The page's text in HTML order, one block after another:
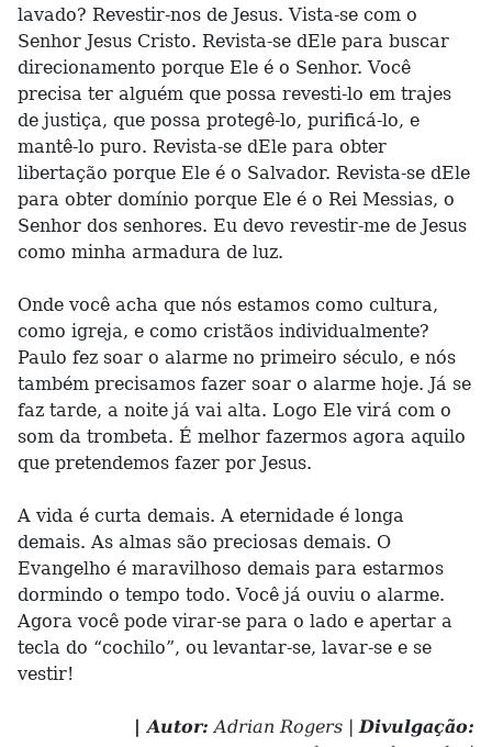
lavado? Revestir-nos de Jesus. Vista-se com o
Senhor Jesus Cristo. Revista-se dEle para buscar
direcionamento porque Ele é o Senhor. Você
precisa ter alguém que possa revesti-lo em trajes
de justiça, que possa protegê-lo, purificá-lo, e
mantê-lo puro. Revista-se dEle para obter
libertação porque Ele é o Salvador. Revista-se dEle
para obter domínio porque Ele é o Rei Messias, o
Senhor dos senhores. Eu devo revestir-me de Jesus
como minha armadura de luz.
Onde você acha que nós estamos como cultura,
como igreja, e como cristãos individualmente?
Paulo fez soar o alarme no primeiro século, e nós
também precisamos fazer soar o alarme hoje. Já se
faz tarde, a noite já vai alta. Logo Ele virá com o
som da trombeta. É melhor fazermos agora aquilo
que pretendemos fazer por Jesus.
A vida é curta demais. A eternidade é longa
demais. As almas são preciosas demais. O
Evangelho é maravilhoso demais para estarmos
dormindo o tempo todo. Você já ouviu o alarme.
Agora você pode virar-se para o lado e apertar a
tecla do “cochilo”, ou levantar-se, lavar-se e se
vestir!
| Autor: Adrian Rogers |Divulgação: